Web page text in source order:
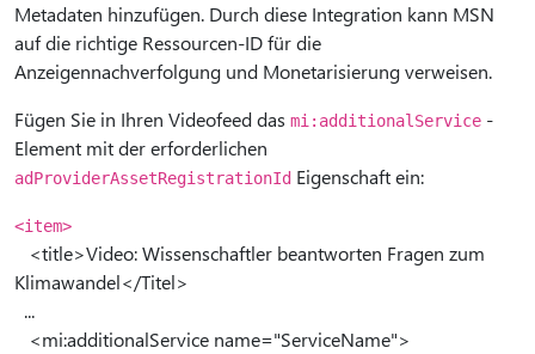
Metadaten hinzufügen. Durch diese Integration kann MSN
auf die richtige Ressourcen-ID für die
Anzeigennachverfolgung und Monetarisierung verweisen.
Fügen Sie in Ihren Videofeed das mi:additionalService -
Element mit der erforderlichen
adProviderAssetRegistrationId Eigenschaft ein:
<item>
<title>Video: Wissenschaftler beantworten Fragen zum
Klimawandel</Titel>
...
<mi:additionalService name="ServiceName">